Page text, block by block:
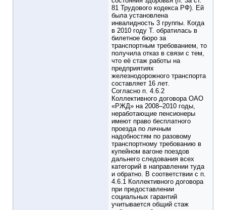
81 Трудового кодекса РФ). Ей
была установлена
инвалидность 3 группы. Когда
в 2010 году Т. обратилась в
билетное бюро за
транспортным требованием, то
получила отказ в связи с тем,
что её стаж работы на
предприятиях
железнодорожного транспорта
составляет 16 лет.
Согласно п. 4.6.2
Коллективного договора ОАО
«РЖД» на 2008–2010 годы,
неработающие пенсионеры
имеют право бесплатного
проезда по личным
надобностям по разовому
транспортному требованию в
купейном вагоне поездов
дальнего следования всех
категорий в направлении туда
и обратно. В соответствии с п.
4.6.1 Коллективного договора
при предоставлении
социальных гарантий
учитывается общий стаж